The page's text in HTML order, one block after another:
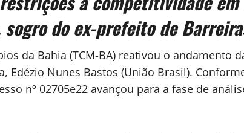
do ex-prefeito de
da Bahia (TCM-BA) reativou o andamento
Nunes Bastos (União Brasil).
nº 02705e22 avançou para a fase de